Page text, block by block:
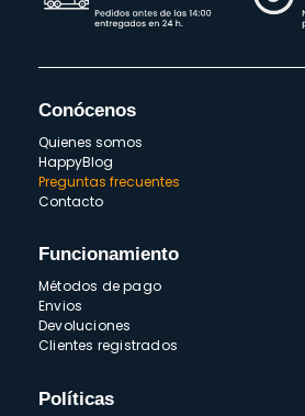
Conócenos
Quienes somos
HappyBlog
Preguntas frecuentes
Contacto
Funcionamiento
Métodos de pago
Envios
Devoluciones
Clientes registrados
Políticas